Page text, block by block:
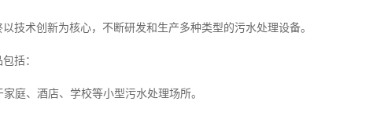
技术创新为核心，不断研发和生产多种类型的污水处理设备。
括：
庭、酒店、学校等小型污水处理场所。